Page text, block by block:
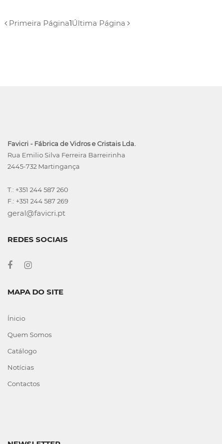
Primeira Página1Última Página
Favicri - Fábrica de Vidros e Cristais Lda.
Rua Emilio Silva Ferreira Barreirinha
2445-732 Martingança
T.: +351 244 587 260
F.: +351 244 587 269
geral@favicri.pt
REDES SOCIAIS
MAPA DO SITE
Ínicio
Quem Somos
Catálogo
Notícias
Contactos